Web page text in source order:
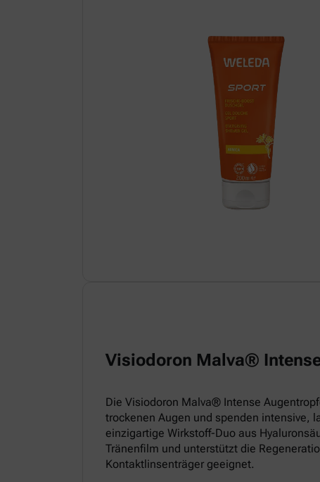
Visiodoron Malva®
Die Visiodoron Malva® Intense
trockenen Augen und spenden intensive,
einzigartige Wirkstoff-Duo aus
Tränenfilm und unterstützt die
Kontaktlinsenträger geeignet.